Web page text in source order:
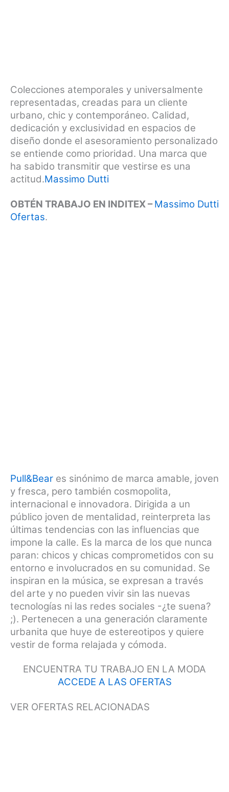
Colecciones atemporales y universalmente
representadas, creadas para un cliente
urbano, chic y contemporáneo. Calidad,
dedicación y exclusividad en espacios de
diseño donde el asesoramiento personalizado
se entiende como prioridad. Una marca que
ha sabido transmitir que vestirse es una
actitud.Massimo Dutti
OBTÉN TRABAJO EN INDITEX –Massimo Dutti
Ofertas.
Pull&Bear es sinónimo de marca amable, joven
y fresca, pero también cosmopolita,
internacional e innovadora. Dirigida a un
público joven de mentalidad, reinterpreta las
últimas tendencias con las influencias que
impone la calle. Es la marca de los que nunca
paran: chicos y chicas comprometidos con su
entorno e involucrados en su comunidad. Se
inspiran en la música, se expresan a través
del arte y no pueden vivir sin las nuevas
tecnologías ni las redes sociales -¿te suena?
;). Pertenecen a una generación claramente
urbanita que huye de estereotipos y quiere
vestir de forma relajada y cómoda.
ENCUENTRA TU TRABAJO EN LA MODA
ACCEDE A LAS OFERTAS
VER OFERTAS RELACIONADAS